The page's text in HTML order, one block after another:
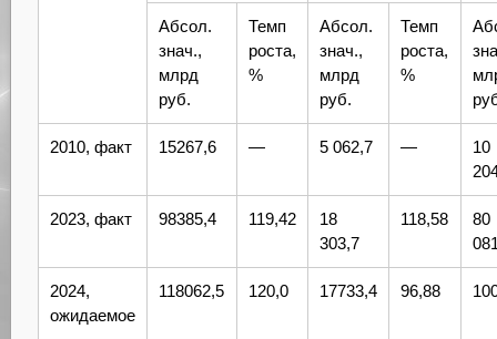
Абсол.
знач.,
млрд
руб.
Темп
роста,
%
Абсол.
знач.,
млрд
руб.
Темп
роста,
%
2010, факт 15267,6 — 5 062,7 —
10
2023, факт 98385,4 119,42
18
303,7
118,58
80
2024,
ожидаемое
118062,5 120,0 17733,4 96,88